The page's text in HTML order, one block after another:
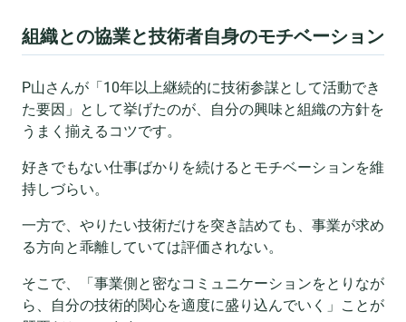
組織との協業と技術者自身のモチベーション
P山さんが「10年以上継続的に技術参謀として活動でき
た要因」として挙げたのが、自分の興味と組織の方針を
うまく揃えるコツです。
好きでもない仕事ばかりを続けるとモチベーションを維
持しづらい。
一方で、やりたい技術だけを突き詰めても、事業が求め
る方向と乖離していては評価されない。
そこで、「事業側と密なコミュニケーションをとりなが
ら、自分の技術的関心を適度に盛り込んでいく」ことが